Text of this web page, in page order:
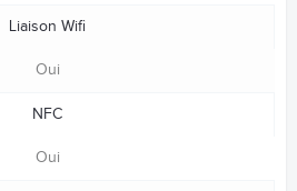
Liaison Wifi
Oui
NFC
Oui